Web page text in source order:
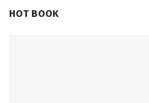
HOT BOOK